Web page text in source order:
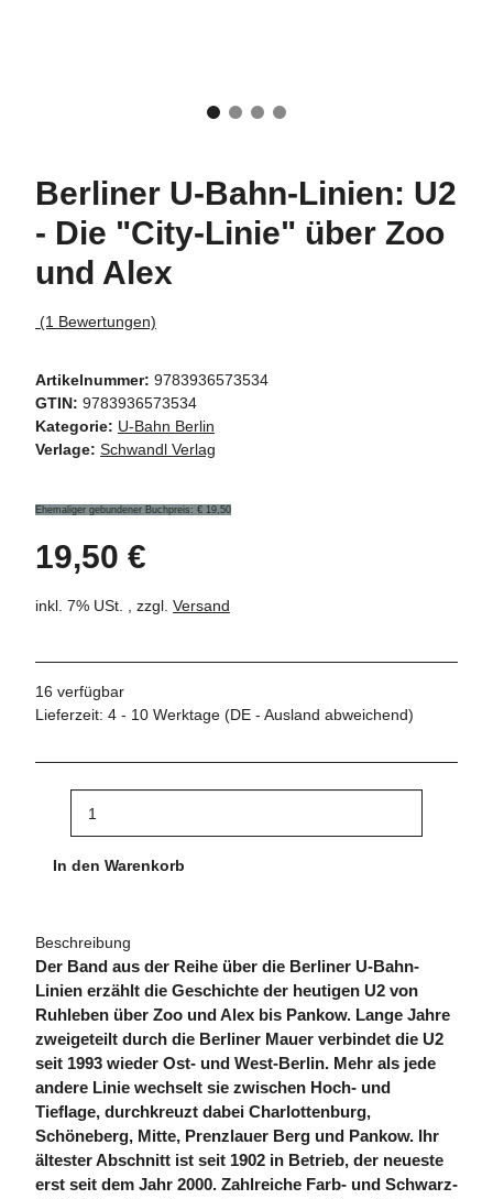
Berliner U-Bahn-Linien: U2
- Die "City-Linie" über Zoo
und Alex
(1 Bewertungen)
Artikelnummer: 9783936573534
GTIN: 9783936573534
Kategorie: U-Bahn Berlin
Verlage: Schwandl Verlag
Ehemaliger gebundener Buchpreis: € 19,50
19,50 €
inkl. 7% USt. , zzgl. Versand
16 verfügbar
Lieferzeit: 4 - 10 Werktage (DE - Ausland abweichend)
In den Warenkorb
Beschreibung
Der Band aus der Reihe über die Berliner U-Bahn-
Linien erzählt die Geschichte der heutigen U2 von
Ruhleben über Zoo und Alex bis Pankow. Lange Jahre
zweigeteilt durch die Berliner Mauer verbindet die U2
seit 1993 wieder Ost- und West-Berlin. Mehr als jede
andere Linie wechselt sie zwischen Hoch- und
Tieflage, durchkreuzt dabei Charlottenburg,
Schöneberg, Mitte, Prenzlauer Berg und Pankow. Ihr
ältester Abschnitt ist seit 1902 in Betrieb, der neueste
erst seit dem Jahr 2000. Zahlreiche Farb- und Schwarz-